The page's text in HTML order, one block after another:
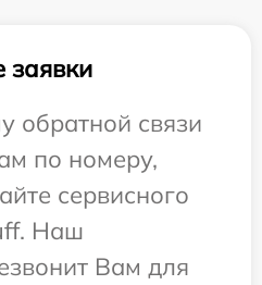
обратной связи
по номеру,
сервисного
Наш
Вам для